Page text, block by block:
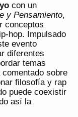
con un
y Pensamiento,
conceptos
hop. Impulsado
evento
diferentes
temas
sobre
filosofía y rap
puede coexistir
así la